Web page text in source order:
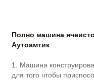
Полно машина
Аутоамтик
1. Машина
для того чтобы